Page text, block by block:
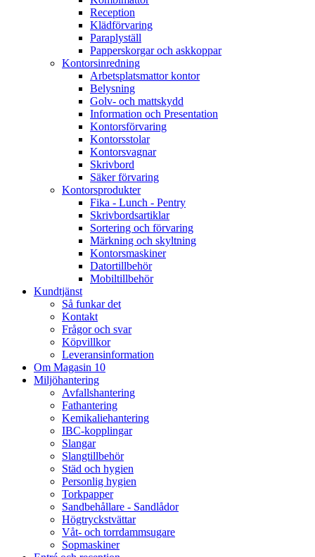
Reception
Klädförvaring
Paraplyställ
Papperskorgar och askkoppar
Kontorsinredning
Arbetsplatsmattor kontor
Belysning
Golv- och mattskydd
Information och Presentation
Kontorsförvaring
Kontorsstolar
Kontorsvagnar
Skrivbord
Säker förvaring
Kontorsprodukter
Fika - Lunch - Pentry
Skrivbordsartiklar
Sortering och förvaring
Märkning och skyltning
Kontorsmaskiner
Datortillbehör
Mobiltillbehör
Kundtjänst
Så funkar det
Kontakt
Frågor och svar
Köpvillkor
Leveransinformation
Om Magasin 10
Miljöhantering
Avfallshantering
Fathantering
Kemikaliehantering
IBC-kopplingar
Slangar
Slangtillbehör
Städ och hygien
Personlig hygien
Torkpapper
Sandbehållare - Sandlådor
Högtryckstvättar
Våt- och torrdammsugare
Sopmaskiner